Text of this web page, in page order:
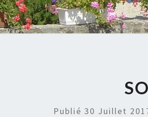
Publié 30 Juillet